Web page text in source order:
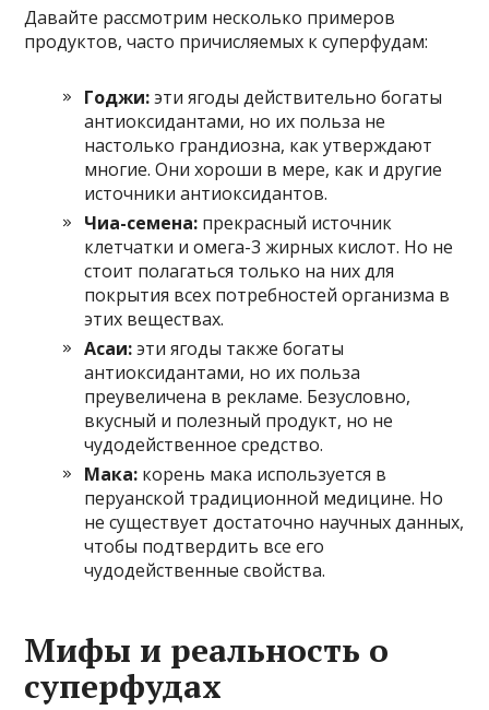
Давайте рассмотрим несколько примеров
продуктов, часто причисляемых к суперфудам:
Годжи:эти ягоды действительно богаты
антиоксидантами, но их польза не
настолько грандиозна, как утверждают
многие. Они хороши в мере, как и другие
источники антиоксидантов.
Чиа-семена: прекрасный источник
клетчатки и омега-3 жирных кислот. Но не
стоит полагаться только на них для
покрытия всех потребностей организма в
этих веществах.
Асаи:эти ягоды также богаты
антиоксидантами, но их польза
преувеличена в рекламе. Безусловно,
вкусный и полезный продукт, но не
чудодейственное средство.
Мака: корень мака используется в
перуанской традиционной медицине. Но
не существует достаточно научных данных,
чтобы подтвердить все его
чудодейственные свойства.
Мифы и реальность о
суперфудах